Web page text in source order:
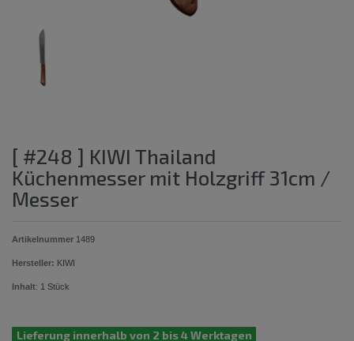
[ #248 ] KIWI Thailand
Küchenmesser mit Holzgriff 31cm /
Messer
Artikelnummer 1489
Hersteller: KIWI
Inhalt: 1 Stück
Lieferung innerhalb von 2 bis 4 Werktagen